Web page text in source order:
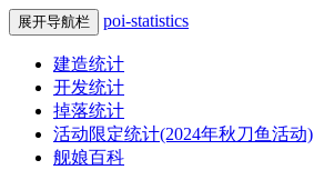
展开导航栏 poi-statistics
建造统计
开发统计
掉落统计
活动限定统计(2024年秋刀鱼活动)
舰娘百科